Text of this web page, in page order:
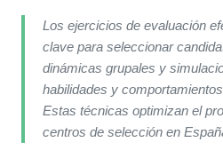
Los ejercicios de evaluación
clave para seleccionar
dinámicas grupales y
habilidades y
Estas técnicas optimizan el
centros de selección en